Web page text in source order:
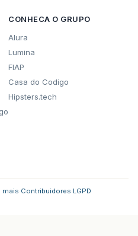
CONHECA O GRUPO
Alura
Lumina
FIAP
Casa do Codigo
Hipsters.tech
mais Contribuidores LGPD